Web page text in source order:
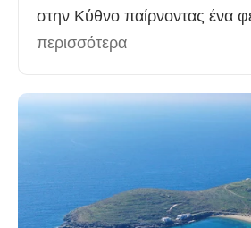
στην Κύθνο παίρνοντας ένα
περισσότερα